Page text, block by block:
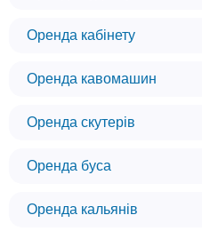
Оренда кабінету
Оренда кавомашин
Оренда скутерів
Оренда буса
Оренда кальянів